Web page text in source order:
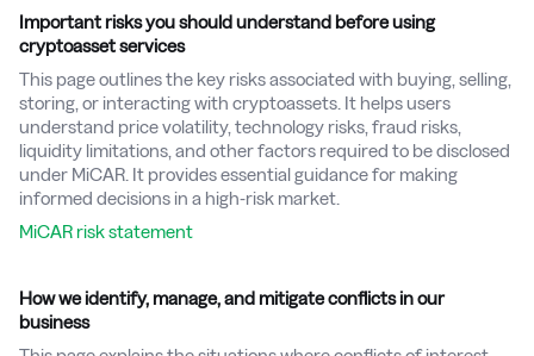
Important risks you should understand before using
cryptoasset services
This page outlines the key risks associated with buying, selling,
storing, or interacting with cryptoassets. It helps users
understand price volatility, technology risks, fraud risks,
liquidity limitations, and other factors required to be disclosed
under MiCAR. It provides essential guidance for making
informed decisions in a high-risk market.
MiCAR risk statement
How we identify, manage, and mitigate conflicts in our
business